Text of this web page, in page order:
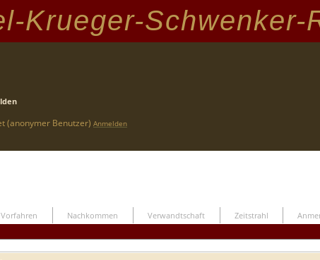
Krueger-Schwenker-
(anonymer Benutzer) Anmelden
Vorfahren Nachkommen Verwandtschaft Zeitstrahl